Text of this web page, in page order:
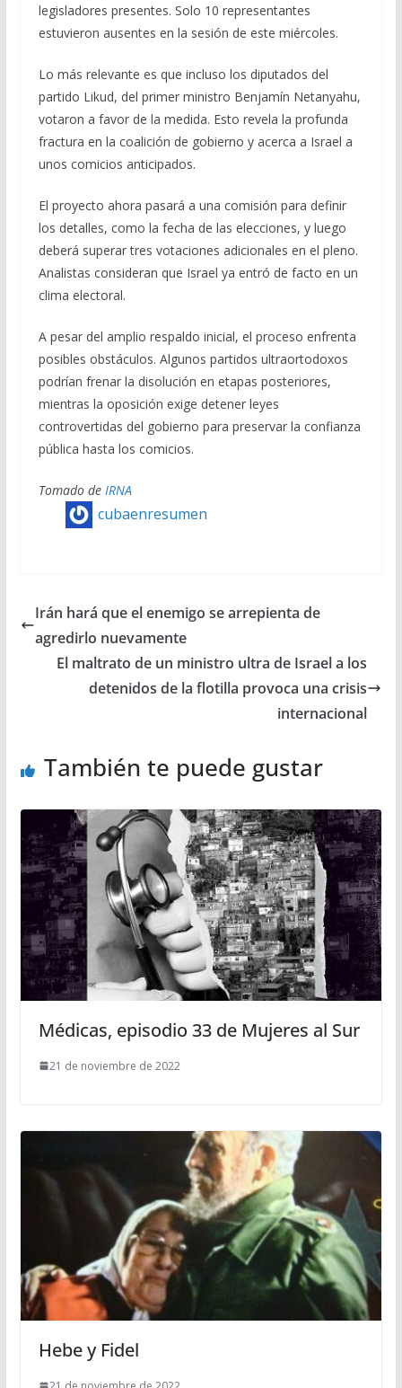
legisladores presentes. Solo 10 representantes
estuvieron ausentes en la sesión de este miércoles.
Lo más relevante es que incluso los diputados del
partido Likud, del primer ministro Benjamín Netanyahu,
votaron a favor de la medida. Esto revela la profunda
fractura en la coalición de gobierno y acerca a Israel a
unos comicios anticipados.
El proyecto ahora pasará a una comisión para definir
los detalles, como la fecha de las elecciones, y luego
deberá superar tres votaciones adicionales en el pleno.
Analistas consideran que Israel ya entró de facto en un
clima electoral.
A pesar del amplio respaldo inicial, el proceso enfrenta
posibles obstáculos. Algunos partidos ultraortodoxos
podrían frenar la disolución en etapas posteriores,
mientras la oposición exige detener leyes
controvertidas del gobierno para preservar la confianza
pública hasta los comicios.
Tomado de IRNA
cubaenresumen
Irán hará que el enemigo se arrepienta de
agredirlo nuevamente
El maltrato de un ministro ultra de Israel a los
detenidos de la flotilla provoca una crisis
internacional
También te puede gustar
Médicas, episodio 33 de Mujeres al Sur
21 de noviembre de 2022
Hebe y Fidel